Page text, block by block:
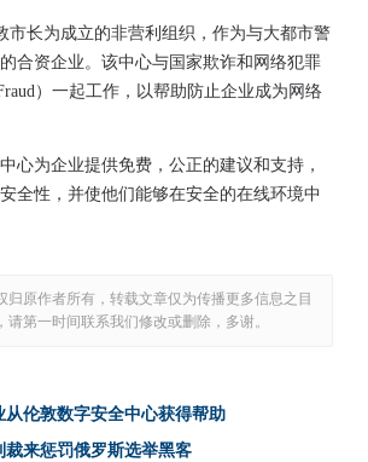
市长为成立的非营利组织，作为与大都市警
合资企业。该中心与国家欺诈和网络犯罪
）一起工作，以帮助防止企业成为网络
心为企业提供免费，公正的建议和支持，
全性，并使他们能够在安全的在线环境中
归原作者所有，转载文章仅为传播更多信息之目
请第一时间联系我们修改或删除，多谢。
从伦敦数字安全中心获得帮助
裁来惩罚俄罗斯选举黑客